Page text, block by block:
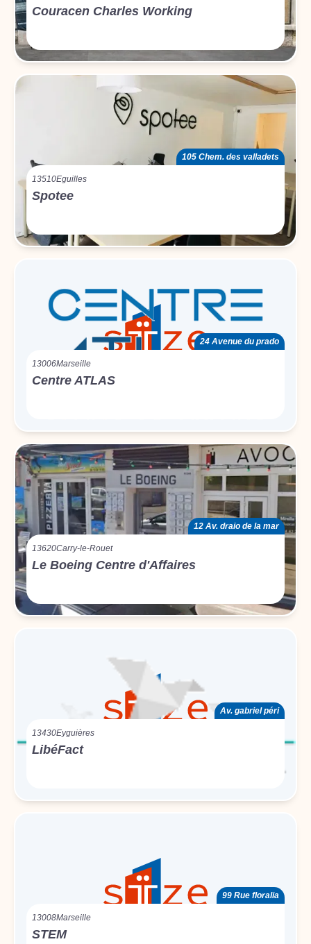
Couracen Charles Working
105 Chem. des valladets
13510Eguilles
Spotee
24 Avenue du prado
13006Marseille
Centre ATLAS
12 Av. draio de la mar
13620Carry-le-Rouet
Le Boeing Centre d'Affaires
Av. gabriel péri
13430Eyguières
LibéFact
99 Rue floralia
13008Marseille
STEM